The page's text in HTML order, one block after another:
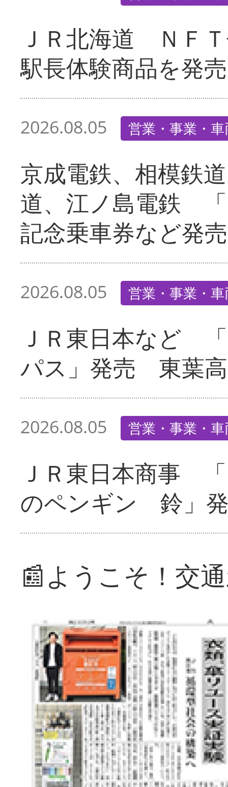
ＪＲ北海道 ＮＦ
駅長体験商品を発売
2026.08.05 営業・事業・
京成電鉄、相模鉄
道、江ノ島電鉄
記念乗車券など発売
2026.08.05 営業・事業・
ＪＲ東日本など
パス」発売 東葉
2026.08.05 営業・事業・
ＪＲ東日本商事
のペンギン 鈴」
📰ようこそ！交